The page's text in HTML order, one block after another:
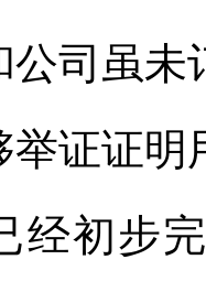
虽未
举证证
经初步